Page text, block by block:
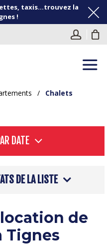
taxis...trouvez la
!
/
Chalets
DATE
DE LA LISTE
de
Tignes